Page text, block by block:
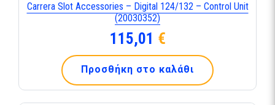
Carrera Slot Accessories – Digital 124/132 – Control Unit
(20030352)
115,01 €
Προσθήκη στο καλάθι